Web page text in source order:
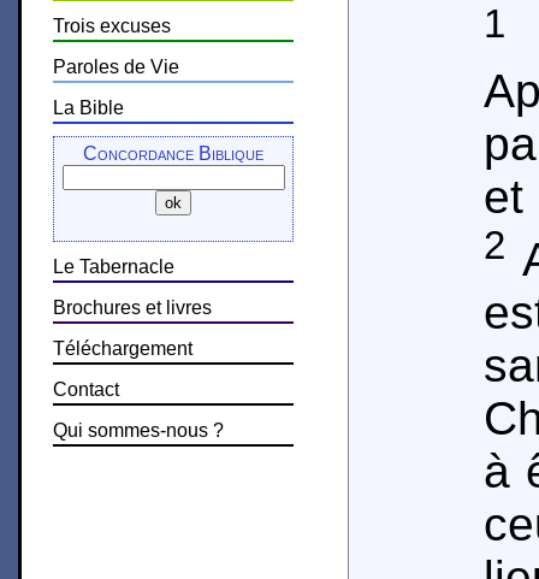
Trois excuses
Paroles de Vie
La Bible
Concordance Biblique
Le Tabernacle
Brochures et livres
Téléchargement
Contact
Qui sommes-nous ?
1
et
2
à